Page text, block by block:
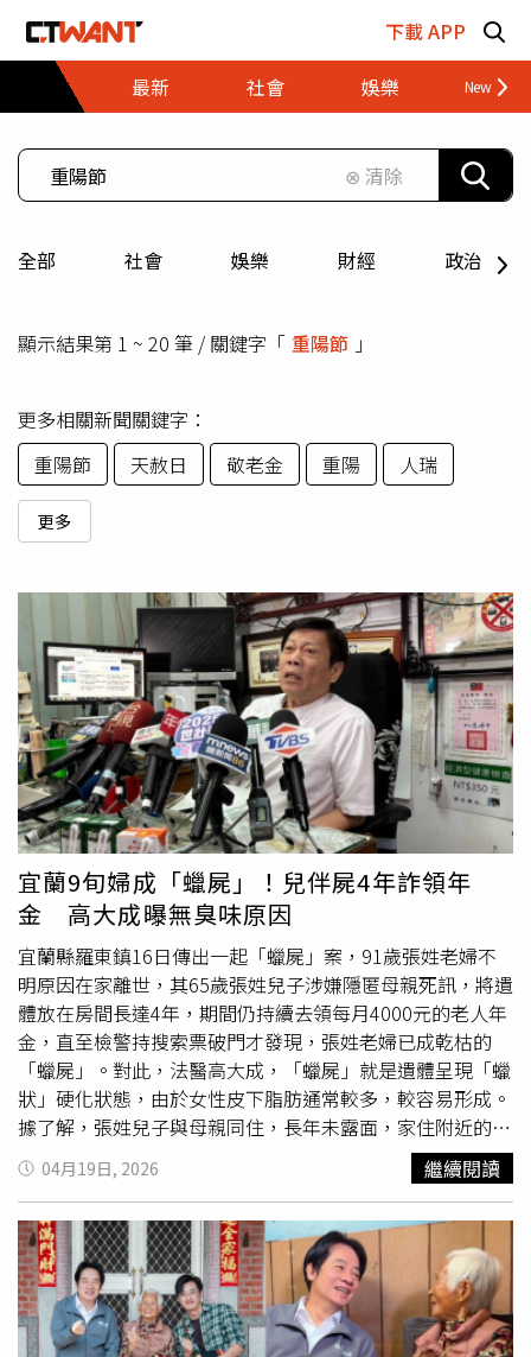
下載 APP
最新
社會 娛樂 財經
⊗ 清除
全部 社會 娛樂 財經 政治
顯示結果第 1 ~ 20 筆 / 關鍵字「 重陽節 」
更多相關新聞關鍵字：
重陽節
天赦日 敬老金 重陽 人瑞
更多
宜蘭9旬婦成「蠟屍」！兒伴屍4年詐領年
金 高大成曝無臭味原因
宜蘭縣羅東鎮16日傳出一起「蠟屍」案，91歲張姓老婦不
明原因在家離世，其65歲張姓兒子涉嫌隱匿母親死訊，將遺
體放在房間長達4年，期間仍持續去領每月4000元的老人年
金，直至檢警持搜索票破門才發現，張姓老婦已成乾枯的
「蠟屍」。對此，法醫高大成，「蠟屍」就是遺體呈現「蠟
狀」硬化狀態，由於女性皮下脂肪通常較多，較容易形成。
據了解，張姓兒子與母親同住，長年未露面，家住附近的女
兒多次聯繫不上，返家探視時更被弟弟以「母親熟睡」等理
由拒於門外。不僅如此，鎮長上門送
禮金也遭拒，警
方多次前往查訪時，張男也強烈拒絕警方入內，而戶政單位
清查時更發現，老婦長達4年未有健保就醫紀錄。警方16日
持搜索票強行進到屋內，就發現老婦躺在臥室，已成乾枯的
「蠟屍」狀，推估至少已死亡4年，但遺體整體完整、無明
顯外傷，僅部分衣物破損，現場幾乎沒有屍臭味。警方調查
04月19日, 2026 繼續閱讀